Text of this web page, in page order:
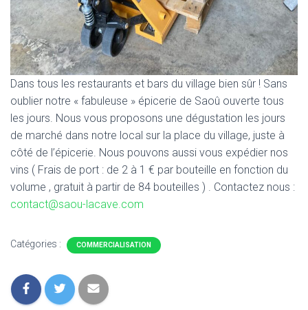
Dans tous les restaurants et bars du village bien sûr ! Sans
oublier notre « fabuleuse » épicerie de Saoû ouverte tous
les jours. Nous vous proposons une dégustation les jours
de marché dans notre local sur la place du village, juste à
côté de l’épicerie. Nous pouvons aussi vous expédier nos
vins ( Frais de port : de 2 à 1 € par bouteille en fonction du
volume , gratuit à partir de 84 bouteilles ) . Contactez nous :
contact@saou-lacave.com
Catégories : COMMERCIALISATION